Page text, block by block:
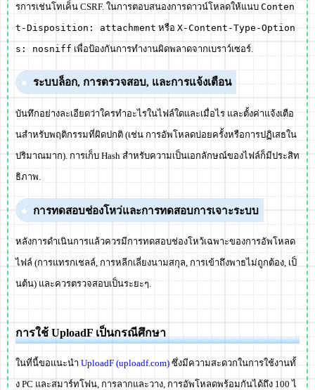
รการเช่นโทเค็น CSRF. ในการตอบสนองการดาวน์โหลดให้แนบ Conten
t-Disposition: attachment หรือ X-Content-Type-Option
s: nosniff เพื่อป้องกันการทำงานผิดพลาดจากเบราว์เซอร์.
ระบบล็อก, การตรวจสอบ, และการแจ้งเตือน
บันทึกอย่างละเอียดว่าใครทำอะไรในไฟล์ใดและเมื่อไร และตั้งค่าแจ้งเตือ
นสำหรับพฤติกรรมที่ผิดปกติ (เช่น การอัพโหลดบ่อยครั้งหรือการปฏิเสธใน
ปริมาณมาก). การเก็บ Hash สำหรับความเป็นเอกลักษณ์ของไฟล์ก็มีประสิท
ธิภาพ.
การทดสอบช่องโหว่และการทดสอบการเจาะระบบ
หลังการดำเนินการแล้วควรมีการทดสอบช่องโหว้เฉพาะของการอัพโหลด
ไฟล์ (การแทรกเชลล์, การหลีกเลี่ยงนามสกุล, การเข้าถึงพาธไม่ถูกต้อง, เป็
นต้น) และควรตรวจสอบเป็นระยะๆ.
การใช้ UploadF เป็นกรณีศึกษา
ในที่นี้ขอแนะนำ UploadF (uploadf.com) ซึ่งมีความสะดวกในการใช้งานทั้
ง PC และสมาร์ทโฟน, การลากและวาง, การอัพโหลดพร้อมกันได้ถึง 100 ไ